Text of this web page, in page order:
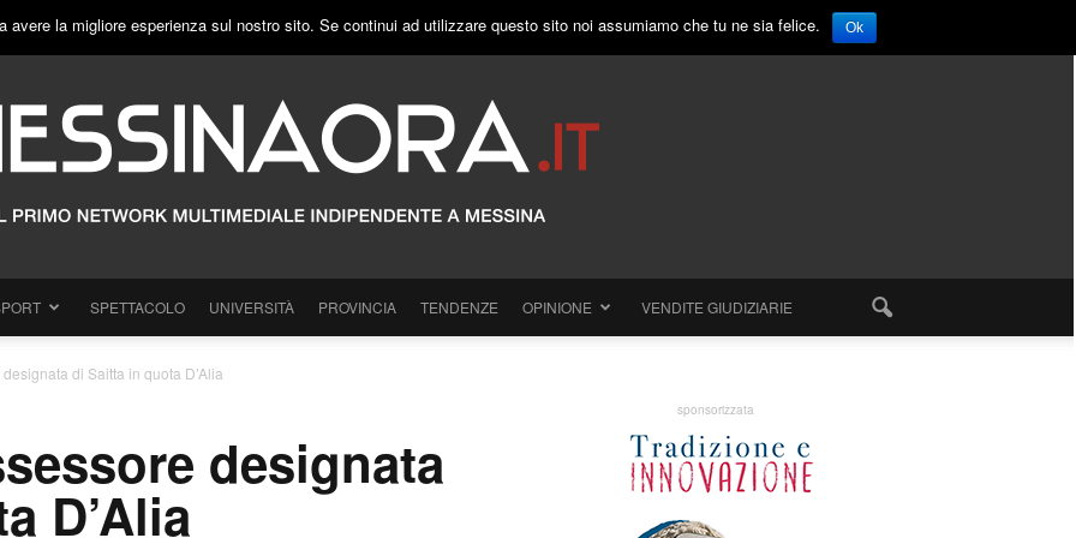
SPETTACOLO UNIVERSITÀ PROVINCIA TENDENZE OPINIONE VENDITE GIUDIZIARIE
di Saitta in quota D’Alia
designata
D’Alia
sponsorizzata
la migliore esperienza sul nostro sito. Se continui ad utilizzare questo sito noi assumiamo che tu ne sia felice. Ok